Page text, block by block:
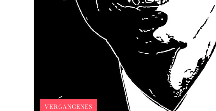
VERGANGENES